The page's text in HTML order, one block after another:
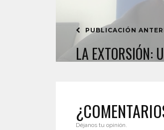
PUBLICACIÓN
LA EXTORSIÓN:
Déjanos tu opinión.